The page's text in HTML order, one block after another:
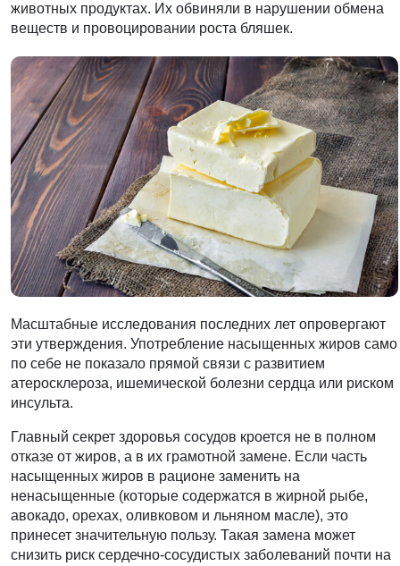
животных продуктах. Их обвиняли в нарушении обмена
веществ и провоцировании роста бляшек.
Масштабные исследования последних лет опровергают
эти утверждения. Употребление насыщенных жиров само
по себе не показало прямой связи с развитием
атеросклероза, ишемической болезни сердца или риском
инсульта.
Главный секрет здоровья сосудов кроется не в полном
отказе от жиров, а в их грамотной замене. Если часть
насыщенных жиров в рационе заменить на
ненасыщенные (которые содержатся в жирной рыбе,
авокадо, орехах, оливковом и льняном масле), это
принесет значительную пользу. Такая замена может
снизить риск сердечно-сосудистых заболеваний почти на